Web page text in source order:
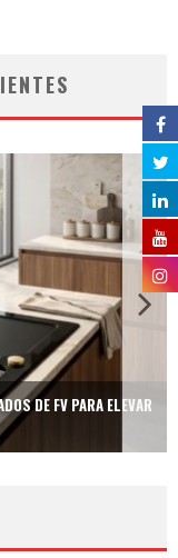
DE FV PARA ELEVAR